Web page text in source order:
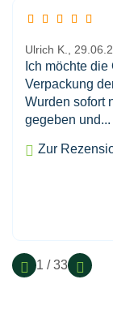
Ulrich K.,
Ich möchte
Verpackung
Wurden sofort
gegeben und...
Zur
1 / 33